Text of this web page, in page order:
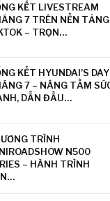
KẾT LIVESTREAM
7 TRÊN NỀN TẢNG
– TRỌN…
KẾT HYUNDAI’S DAY
7 – NÂNG TẦM
DẪN ĐẦU…
TRÌNH
N500
– HÀNH TRÌNH